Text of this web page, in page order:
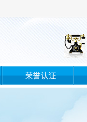
荣誉认证